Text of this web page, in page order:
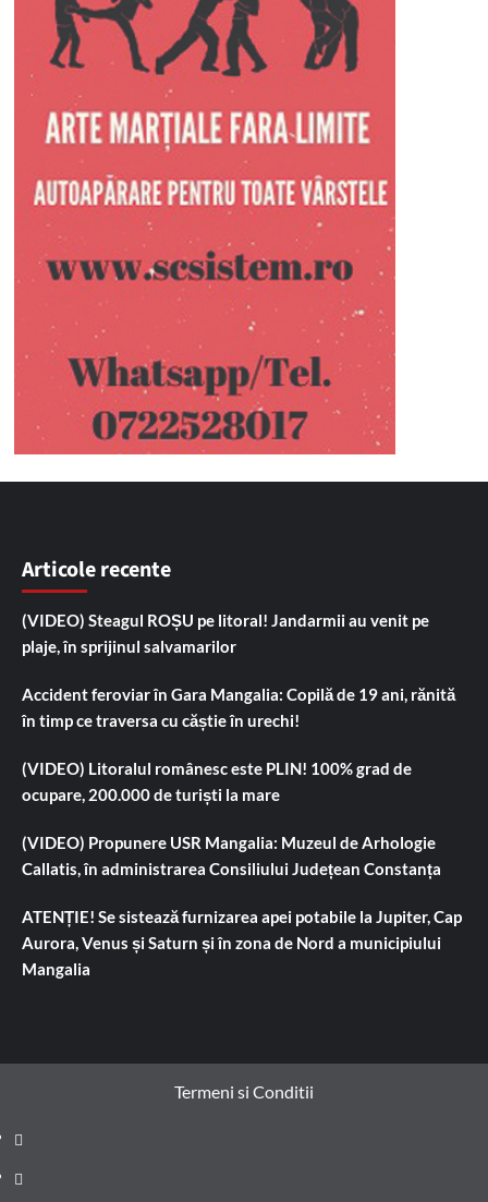
Articole recente
(VIDEO) Steagul ROȘU pe litoral! Jandarmii au venit pe
plaje, în sprijinul salvamarilor
Accident feroviar în Gara Mangalia: Copilă de 19 ani, rănită
în timp ce traversa cu căștie în urechi!
(VIDEO) Litoralul românesc este PLIN! 100% grad de
ocupare, 200.000 de turiști la mare
(VIDEO) Propunere USR Mangalia: Muzeul de Arhologie
Callatis, în administrarea Consiliului Județean Constanța
ATENȚIE! Se sistează furnizarea apei potabile la Jupiter, Cap
Aurora, Venus și Saturn și în zona de Nord a municipiului
Mangalia
Termeni si Conditii
Prima
pagină
Știri